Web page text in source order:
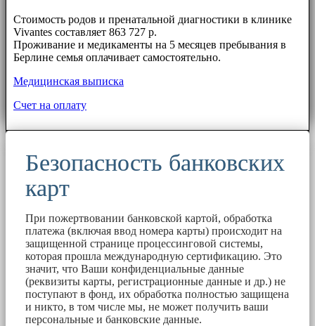
Стоимость родов и пренатальной диагностики в клинике
Vivantes составляет 863 727 р.
Проживание и медикаменты на 5 месяцев пребывания в
Берлине семья оплачивает самостоятельно.
Медицинская выписка
Счет на оплату
Безопасность банковских
карт
При пожертвовании банковской картой, обработка
платежа (включая ввод номера карты) происходит на
защищенной странице процессинговой системы,
которая прошла международную сертификацию. Это
значит, что Ваши конфиденциальные данные
(реквизиты карты, регистрационные данные и др.) не
поступают в фонд, их обработка полностью защищена
и никто, в том числе мы, не может получить ваши
персональные и банковские данные.